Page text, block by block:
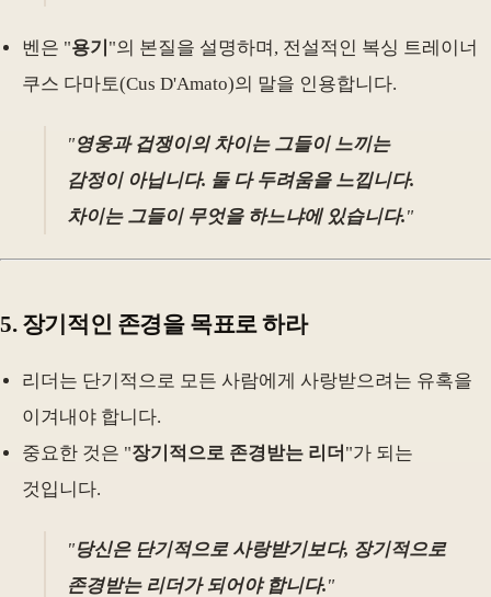
벤은 "용기 "의 본질을 설명하며, 전설적인 복싱 트레이너
쿠스 다마토(Cus D'Amato)의 말을 인용합니다.
"영웅과 겁쟁이의 차이는 그들이 느끼는
감정이 아닙니다. 둘 다 두려움을 느낍니다.
차이는 그들이 무엇을 하느냐에 있습니다."
5. 장기적인 존경을 목표로 하라
리더는 단기적으로 모든 사람에게 사랑받으려는 유혹을
이겨내야 합니다.
중요한 것은 "장기적으로 존경받는 리더 "가 되는
것입니다.
"당신은 단기적으로 사랑받기보다, 장기적으로
존경받는 리더가 되어야 합니다."